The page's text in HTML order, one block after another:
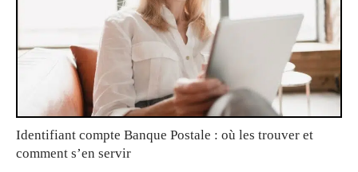
Identifiant compte Banque Postale : où les trouver et
comment s’en servir